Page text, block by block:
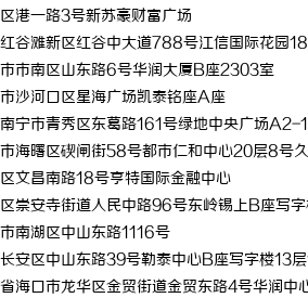
港一路3号新苏豪财富广场
谷滩新区红谷中大道788号江信国际花园
市南区山东路6号华润大厦B座2303室
沙河口区星海广场凯泰铭座A座
宁市青秀区东葛路161号绿地中央广场A2-
海曙区碶闸街58号都市仁和中心20层8号
文昌南路18号亨特国际金融中心
崇安寺街道人民中路96号东岭锡上B座写
南湖区中山东路1116号
安区中山东路39号勒泰中心B座写字楼13
海口市龙华区金贸街道金贸东路4号华润中